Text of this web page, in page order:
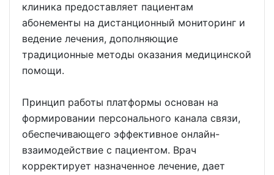
клиника предоставляет пациентам
абонементы на дистанционный мониторинг и
ведение лечения, дополняющие
традиционные методы оказания медицинской
помощи.
Принцип работы платформы основан на
формировании персонального канала связи,
обеспечивающего эффективное онлайн-
взаимодействие с пациентом. Врач
корректирует назначенное лечение, дает